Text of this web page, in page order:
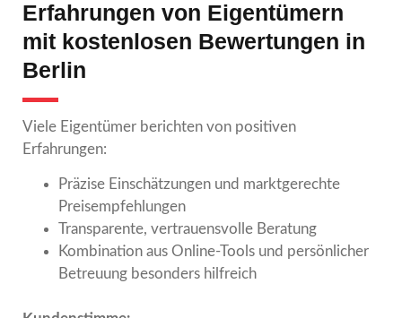
Erfahrungen von Eigentümern
mit kostenlosen Bewertungen in
Berlin
Viele Eigentümer berichten von positiven
Erfahrungen:
Präzise Einschätzungen und marktgerechte
Preisempfehlungen
Transparente, vertrauensvolle Beratung
Kombination aus Online-Tools und persönlicher
Betreuung besonders hilfreich